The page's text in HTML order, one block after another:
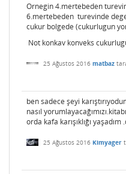
Ornegin 4.mertebeden
6.mertebeden turevinde
cukur bolgede (cukurlugun
Not konkav konveks
25 Ağustos 2016 matbaz
ben sadece şeyi
nasıl
orda kafa karışıklığı
25 Ağustos 2016 Kimyager